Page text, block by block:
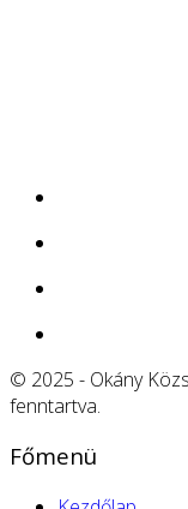
© 2025 - Okány
fenntartva.
Főmenü